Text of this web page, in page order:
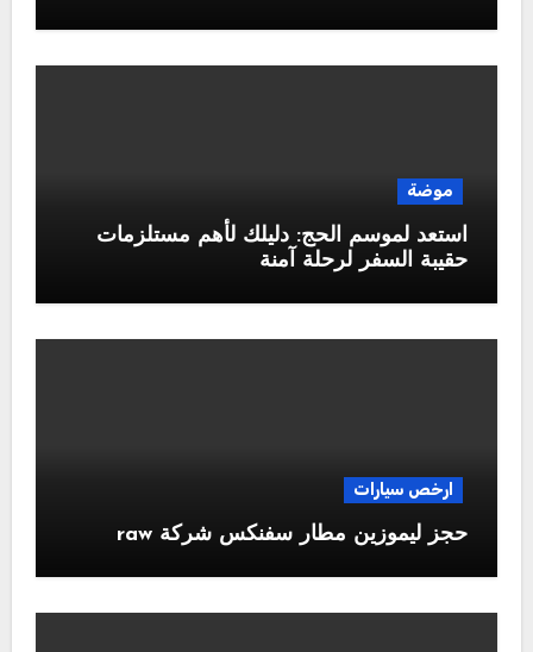
موضة
استعد لموسم الحج: دليلك لأهم مستلزمات
حقيبة السفر لرحلة آمنة
ارخص سيارات
حجز ليموزين مطار سفنكس شركة raw